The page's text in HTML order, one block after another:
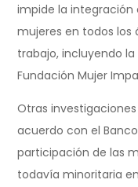
impide la integración
mujeres en todos los
trabajo, incluyendo
Fundación Mujer
Otras
acuerdo con el
participación de las
todavía minoritaria